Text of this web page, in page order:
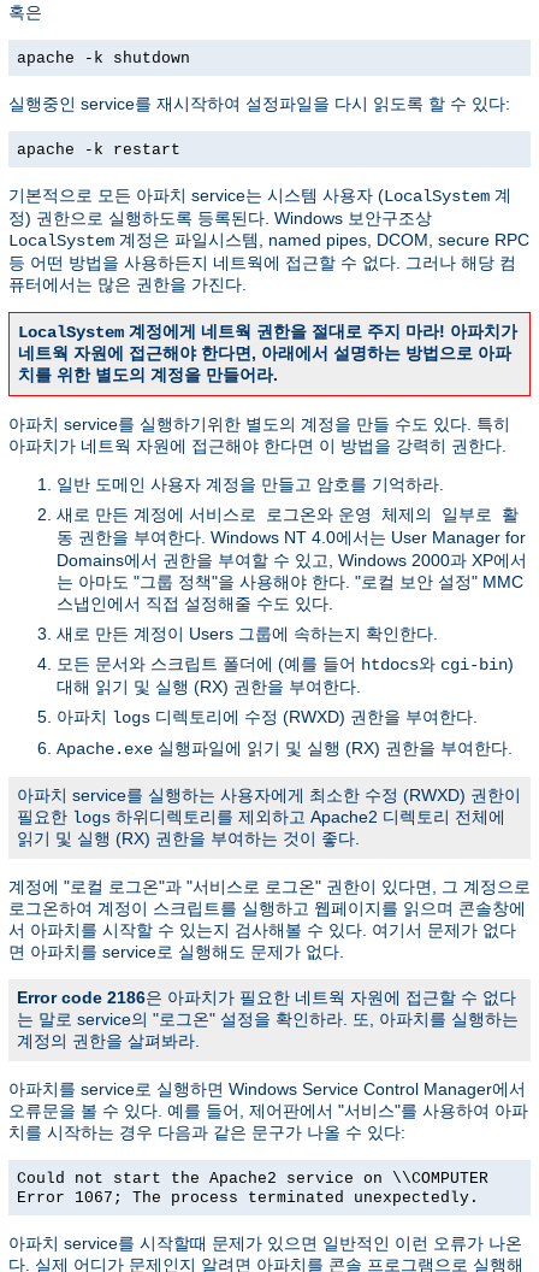
혹은
apache -k shutdown
실행중인 service를 재시작하여 설정파일을 다시 읽도록 할 수 있다:
apache -k restart
기본적으로 모든 아파치 service는 시스템 사용자 (LocalSystem 계
정) 권한으로 실행하도록 등록된다. Windows 보안구조상
LocalSystem 계정은 파일시스템, named pipes, DCOM, secure RPC
등 어떤 방법을 사용하든지 네트웍에 접근할 수 없다. 그러나 해당 컴
퓨터에서는 많은 권한을 가진다.
LocalSystem 계정에게 네트웍 권한을 절대로 주지 마라! 아파치가
네트웍 자원에 접근해야 한다면, 아래에서 설명하는 방법으로 아파
치를 위한 별도의 계정을 만들어라.
아파치 service를 실행하기위한 별도의 계정을 만들 수도 있다. 특히
아파치가 네트웍 자원에 접근해야 한다면 이 방법을 강력히 권한다.
일반 도메인 사용자 계정을 만들고 암호를 기억하라.
새로 만든 계정에 서비스로 로그온와 운영 체제의 일부로 활
동 권한을 부여한다. Windows NT 4.0에서는 User Manager for
Domains에서 권한을 부여할 수 있고, Windows 2000과 XP에서
는 아마도 "그룹 정책"을 사용해야 한다. "로컬 보안 설정" MMC
스냅인에서 직접 설정해줄 수도 있다.
새로 만든 계정이 Users 그룹에 속하는지 확인한다.
모든 문서와 스크립트 폴더에 (예를 들어 htdocs와 cgi-bin)
대해 읽기 및 실행 (RX) 권한을 부여한다.
아파치 logs 디렉토리에 수정 (RWXD) 권한을 부여한다.
Apache.exe 실행파일에 읽기 및 실행 (RX) 권한을 부여한다.
아파치 service를 실행하는 사용자에게 최소한 수정 (RWXD) 권한이
필요한 logs 하위디렉토리를 제외하고 Apache2 디렉토리 전체에
읽기 및 실행 (RX) 권한을 부여하는 것이 좋다.
계정에 "로컬 로그온"과 "서비스로 로그온" 권한이 있다면, 그 계정으로
로그온하여 계정이 스크립트를 실행하고 웹페이지를 읽으며 콘솔창에
서 아파치를 시작할 수 있는지 검사해볼 수 있다. 여기서 문제가 없다
면 아파치를 service로 실행해도 문제가 없다.
Error code 2186은 아파치가 필요한 네트웍 자원에 접근할 수 없다
는 말로 service의 "로그온" 설정을 확인하라. 또, 아파치를 실행하는
계정의 권한을 살펴봐라.
아파치를 service로 실행하면 Windows Service Control Manager에서
오류문을 볼 수 있다. 예를 들어, 제어판에서 "서비스"를 사용하여 아파
치를 시작하는 경우 다음과 같은 문구가 나올 수 있다:
Could not start the Apache2 service on \\COMPUTER
Error 1067; The process terminated unexpectedly.
아파치 service를 시작할때 문제가 있으면 일반적인 이런 오류가 나온
다. 실제 어디가 문제인지 알려면 아파치를 콘솔 프로그램으로 실행해